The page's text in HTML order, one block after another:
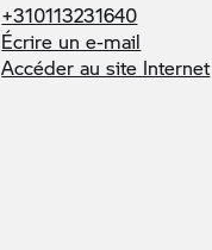
+310113231640
Écrire un e-mail
Accéder au site Internet